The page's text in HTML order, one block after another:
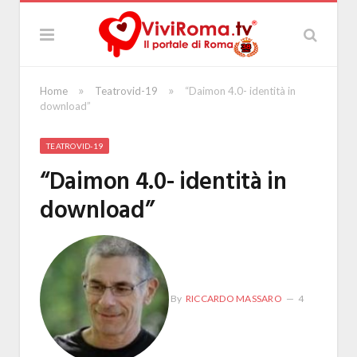
Home » Teatrovid-19 »
“Daimon 4.0- identità in
download”
TEATROVID-19
“Daimon 4.0- identità in
download”
By RICCARDO MASSARO 4